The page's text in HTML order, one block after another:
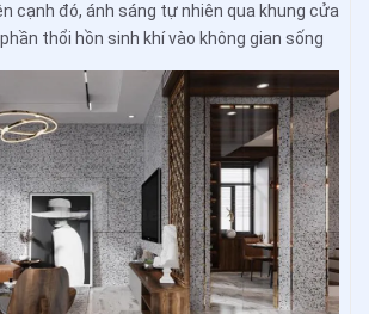
cạnh đó, ánh sáng tự nhiên qua khung cửa
thổi hồn sinh khí vào không gian sống